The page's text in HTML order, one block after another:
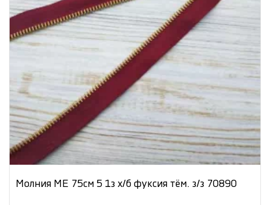
Молния МЕ 75см 5 1з х/б фуксия тём. з/з 70890